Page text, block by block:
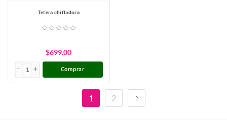
Tetera chifladora
$699.00
Comprar
1 2